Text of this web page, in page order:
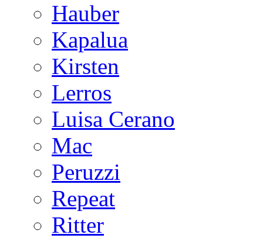
Hauber
Kapalua
Kirsten
Lerros
Luisa Cerano
Mac
Peruzzi
Repeat
Ritter